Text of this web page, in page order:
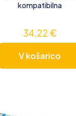
kompatibilna
34,22 €
V košarico